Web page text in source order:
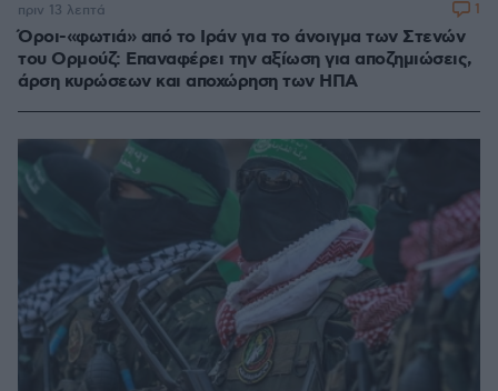
Όροι-«φωτιά» από το Ιράν για το άνοιγμα των Στενών
του Ορμούζ: Επαναφέρει την αξίωση για αποζημιώσεις,
άρση κυρώσεων και αποχώρηση των ΗΠΑ
πριν 13 λεπτά 1